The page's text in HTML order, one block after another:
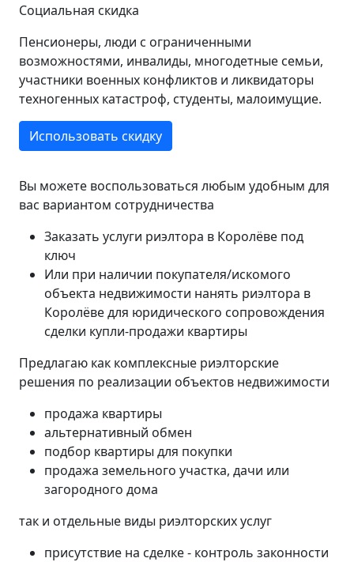
Социальная скидка
Пенсионеры, люди с ограниченными
возможностями, инвалиды, многодетные семьи,
участники военных конфликтов и ликвидаторы
техногенных катастроф, студенты, малоимущие.
Использовать скидку
Вы можете воспользоваться любым удобным для
вас вариантом сотрудничества
Заказать услуги риэлтора в Королёве под
ключ
Или при наличии покупателя/искомого
объекта недвижимости нанять риэлтора в
Королёве для юридического сопровождения
сделки купли-продажи квартиры
Предлагаю как комплексные риэлторские
решения по реализации объектов недвижимости
продажа квартиры
альтернативный обмен
подбор квартиры для покупки
продажа земельного участка, дачи или
загородного дома
так и отдельные виды риэлторских услуг
присутствие на сделке - контроль законности